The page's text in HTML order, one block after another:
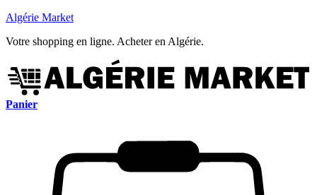
Algérie Market
Votre shopping en ligne. Acheter en Algérie.
Panier